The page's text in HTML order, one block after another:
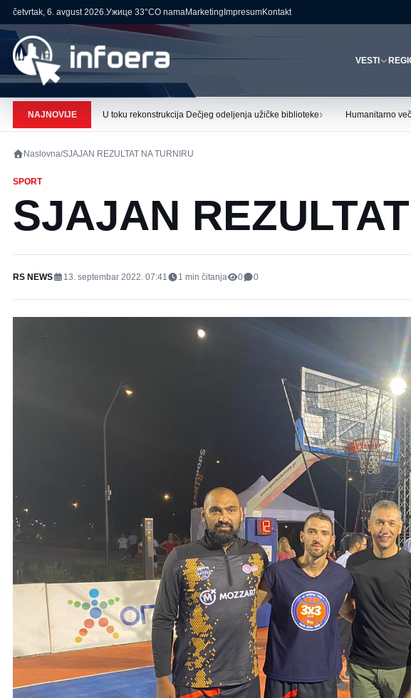
četvrtak, 6. avgust 2026.Ужице 33°CO namaMarketing ImpresumKontakt
VESTI
NAJNOVIJE U toku rekonstrukcija Dečjeg odeljenja užičke biblioteke› Humanitarno
Naslovna/SJAJAN REZULTAT NA TURNIRU
SPORT
SJAJAN
RS NEWS 13. septembar 2022. 07:41 1 min čitanja 0 0